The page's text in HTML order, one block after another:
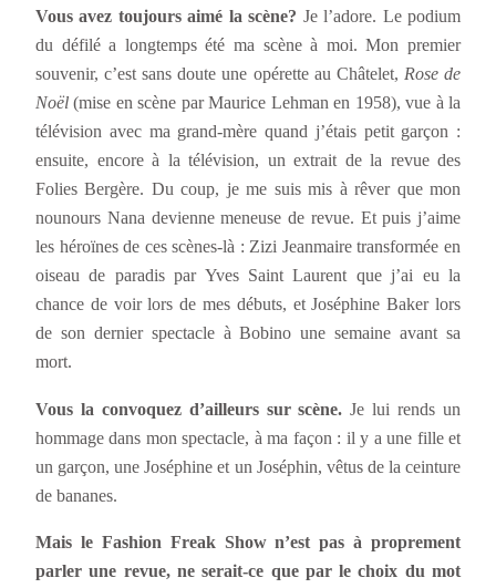
Vous avez toujours aimé la scène? Je l’adore. Le podium
du défilé a longtemps été ma scène à moi. Mon premier
souvenir, c’est sans doute une opérette au Châtelet, Rose de
Noël (mise en scène par Maurice Lehman en 1958), vue à la
télévision avec ma grand-mère quand j’étais petit garçon :
ensuite, encore à la télévision, un extrait de la revue des
Folies Bergère. Du coup, je me suis mis à rêver que mon
nounours Nana devienne meneuse de revue. Et puis j’aime
les héroïnes de ces scènes-là : Zizi Jeanmaire transformée en
oiseau de paradis par Yves Saint Laurent que j’ai eu la
chance de voir lors de mes débuts, et Joséphine Baker lors
de son dernier spectacle à Bobino une semaine avant sa
mort.
Vous la convoquez d’ailleurs sur scène.Je lui rends un
hommage dans mon spectacle, à ma façon : il y a une fille et
un garçon, une Joséphine et un Joséphin, vêtus de la ceinture
de bananes.
Mais le Fashion Freak Show n’est pas à proprement
parler une revue, ne serait-ce que par le choix du mot